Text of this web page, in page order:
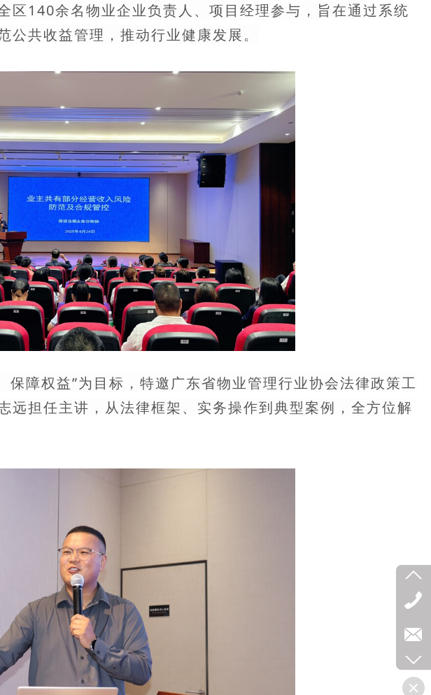
区140余名物业企业负责人、项目经理参与，旨在通过系统
共收益管理，推动行业健康发展。
保障权益”为目标，特邀广东省物业管理行业协会法律政策工
远担任主讲，从法律框架、实务操作到典型案例，全方位解